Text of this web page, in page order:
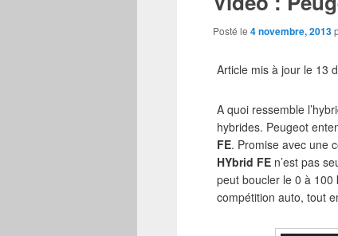
Posté le 4 novembre, 2013
Article mis à jour le 13
A quoi ressemble
hybrides. Peugeot
FE. Promise avec une
HYbrid FE n’est pas
peut boucler le 0 à 100
compétition auto, tout